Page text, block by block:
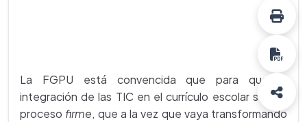
La FGPU está convencida que para que la
integración de las TIC en el currículo escolar sea un
proceso firme, que a la vez que vaya transformando